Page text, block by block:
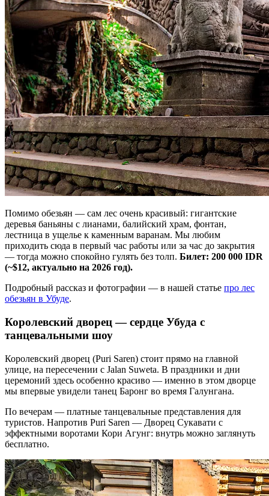
Помимо обезьян — сам лес очень красивый: гигантские
деревья баньяны с лианами, балийский храм, фонтан,
лестница в ущелье к каменным варанам. Мы любим
приходить сюда в первый час работы или за час до закрытия
— тогда можно спокойно гулять без толп. Билет: 200 000 IDR
(~$12, актуально на 2026 год).
Подробный рассказ и фотографии — в нашей статье про лес
обезьян в Убуде.
Королевский дворец — сердце Убуда с
танцевальными шоу
Королевский дворец (Puri Saren) стоит прямо на главной
улице, на пересечении с Jalan Suweta. В праздники и дни
церемоний здесь особенно красиво — именно в этом дворце
мы впервые увидели танец Баронг во время Галунгана.
По вечерам — платные танцевальные представления для
туристов. Напротив Puri Saren — Дворец Сукавати с
эффектными воротами Кори Агунг: внутрь можно заглянуть
бесплатно.